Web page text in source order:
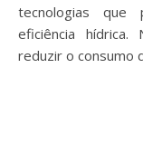
tecnologias que
eficiência
reduzir o consumo